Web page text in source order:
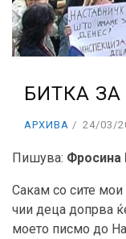
БИТКА
АРХИВА 24/03/
Пишува:
Сакам со сите мои
чии деца допрва
моето писмо до